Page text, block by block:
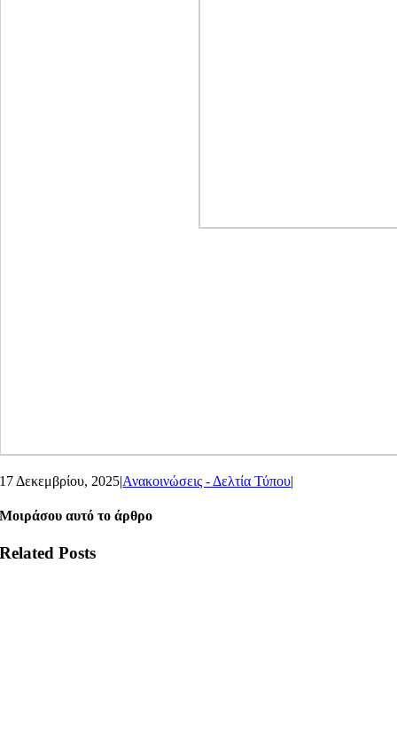
17 Δεκεμβρίου, 2025|Ανακοινώσεις - Δελτία Τύπου|
Μοιράσου αυτό το άρθρο
Related Posts